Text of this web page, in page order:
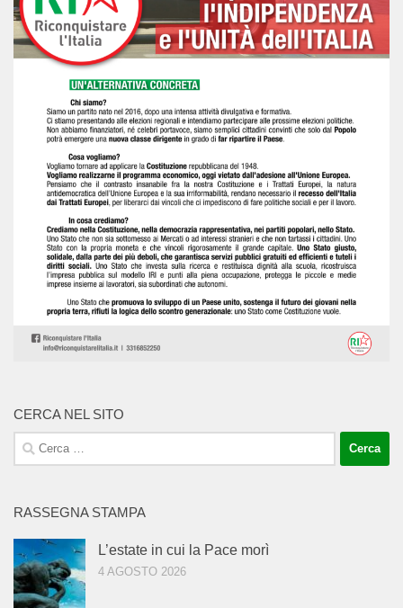
CERCA NEL SITO
Ricerca
per:
RASSEGNA STAMPA
L’estate in cui la Pace morì
4 AGOSTO 2026